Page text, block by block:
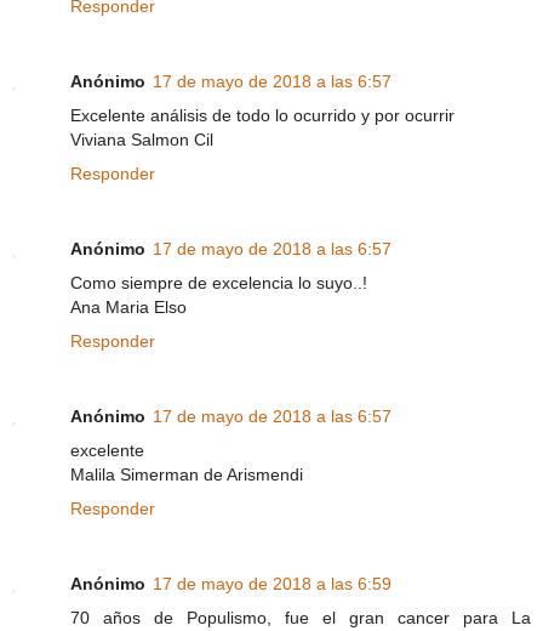
Responder
Anónimo 17 de mayo de 2018 a las 6:57
Excelente análisis de todo lo ocurrido y por ocurrir
Viviana Salmon Cil
Responder
Anónimo 17 de mayo de 2018 a las 6:57
Como siempre de excelencia lo suyo..!
Ana Maria Elso
Responder
Anónimo 17 de mayo de 2018 a las 6:57
excelente
Malila Simerman de Arismendi
Responder
Anónimo 17 de mayo de 2018 a las 6:59
70 años de Populismo, fue el gran cancer para La